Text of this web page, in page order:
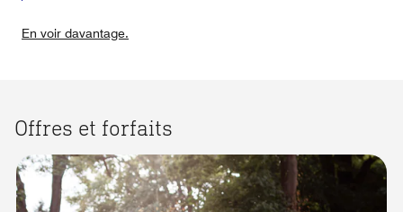
En voir davantage.
Offres et forfaits